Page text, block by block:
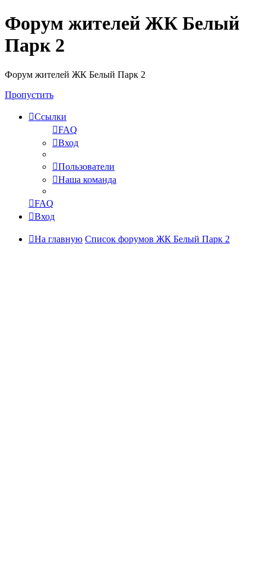
Форум жителей ЖК Белый
Парк 2
Форум жителей ЖК Белый Парк 2
Пропустить
Ссылки
FAQ
Вход
Пользователи
Наша команда
FAQ
Вход
На главную Список форумов ЖК Белый Парк 2